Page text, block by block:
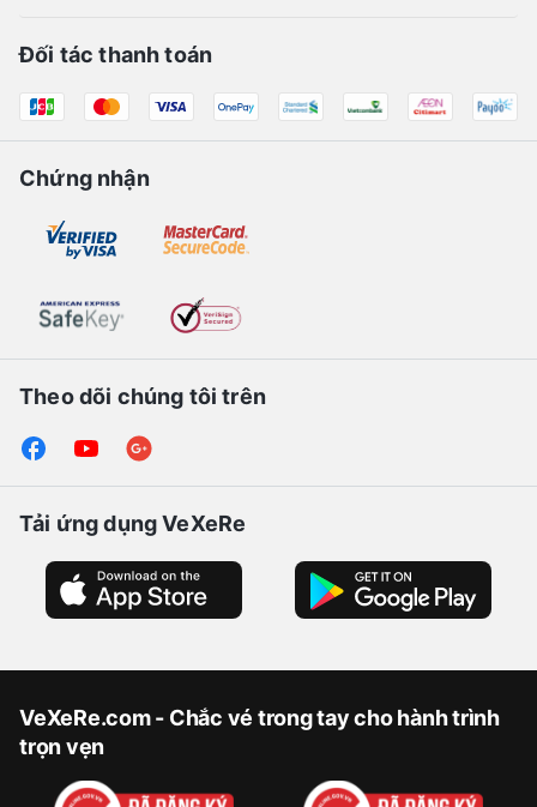
Đối tác thanh toán
Chứng nhận
Theo dõi chúng tôi trên
Tải ứng dụng VeXeRe
VeXeRe.com - Chắc vé trong tay cho hành trình
trọn vẹn